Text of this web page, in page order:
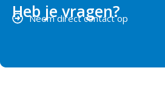
Heb je vragen?
Neem direct contact op